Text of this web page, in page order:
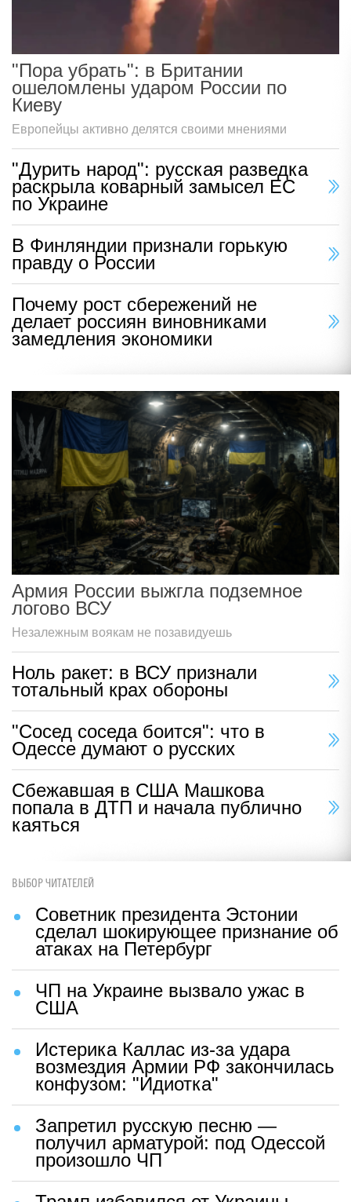
"Пора убрать": в Британии
ошеломлены ударом России по
Киеву
Европейцы активно делятся своими мнениями
"Дурить народ": русская разведка
раскрыла коварный замысел ЕС
по Украине
В Финляндии признали горькую
правду о России
Почему рост сбережений не
делает россиян виновниками
замедления экономики
Армия России выжгла подземное
логово ВСУ
Незалежным воякам не позавидуешь
Ноль ракет: в ВСУ признали
тотальный крах обороны
"Сосед соседа боится": что в
Одессе думают о русских
Сбежавшая в США Машкова
попала в ДТП и начала публично
каяться
ВЫБОР ЧИТАТЕЛЕЙ
Советник президента Эстонии
сделал шокирующее признание об
атаках на Петербург
ЧП на Украине вызвало ужас в
США
Истерика Каллас из-за удара
возмездия Армии РФ закончилась
конфузом: "Идиотка"
Запретил русскую песню —
получил арматурой: под Одессой
произошло ЧП